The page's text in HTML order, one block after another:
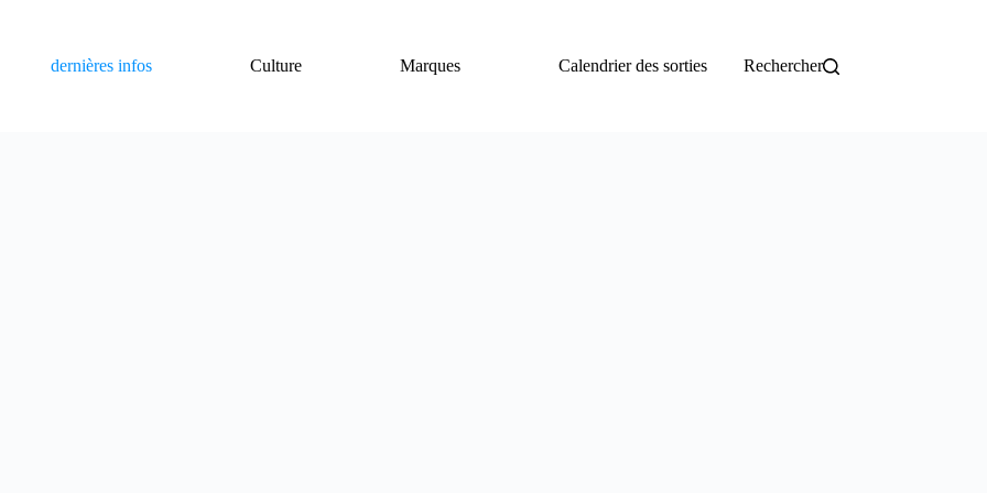
dernières infos
Culture Marques Calendrier des sorties Rechercher